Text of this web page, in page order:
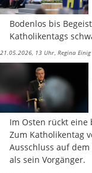
Bodenlos bis
Katholikentags
21.05.2026, 13 Uhr Regina Einig
Im Osten rückt
Zum Katholikentag
Ausschluss auf
als sein Vorgänger.